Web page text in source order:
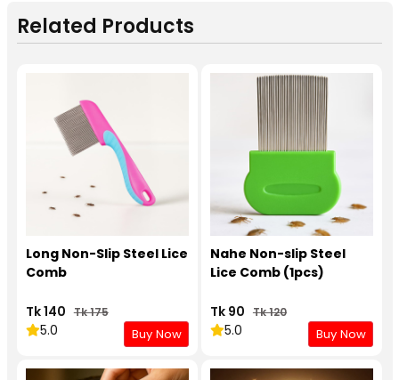
Related Products
Long Non-Slip Steel Lice
Comb
Tk 140 Tk 175
5.0 Buy Now
Nahe Non-slip Steel
Lice Comb (1pcs)
Tk 90 Tk 120
5.0 Buy Now